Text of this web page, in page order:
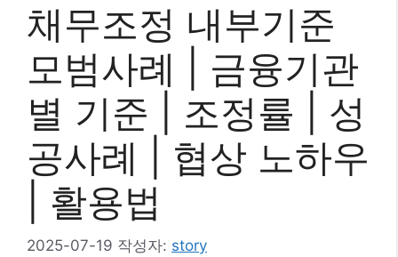
채무조정 내부기준
모범사례 | 금융기관
별 기준 | 조정률 | 성
공사례 | 협상 노하우
| 활용법
2025-07-19 작성자: story